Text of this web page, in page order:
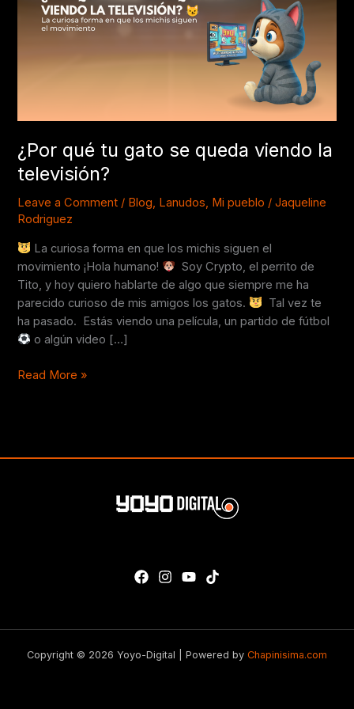
¿Por qué tu gato se queda viendo la
televisión?
Leave a Comment / Blog, Lanudos, Mi pueblo /Jaqueline
Rodriguez
La curiosa forma en que los michis siguen el
movimiento ¡Hola humano!
Soy Crypto, el perrito de
Tito, y hoy quiero hablarte de algo que siempre me ha
parecido curioso de mis amigos los gatos.
Tal vez te
ha pasado. Estás viendo una película, un partido de fútbol
o algún video […]
queda
Read More »
Copyright © 2026 Yoyo-Digital | Powered by Chapinisima.com